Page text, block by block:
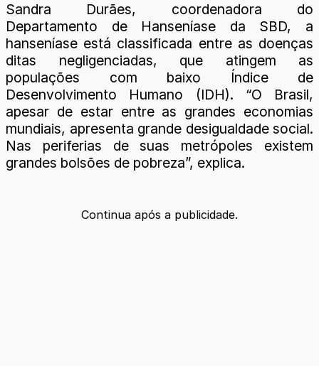
Sandra Durães, coordenadora do
Departamento de Hanseníase da SBD, a
hanseníase está classificada entre as doenças
ditas negligenciadas, que atingem as
populações com baixo Índice de
Desenvolvimento Humano (IDH). “O Brasil,
apesar de estar entre as grandes economias
mundiais, apresenta grande desigualdade social.
Nas periferias de suas metrópoles existem
grandes bolsões de pobreza”, explica.
Continua após a publicidade.